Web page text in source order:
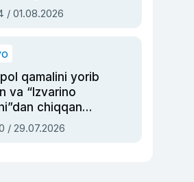
siyosiy
asrab
/ 01.08.2026
qamalini yorib
va “Izvarino
chiqqan
— Ukraina
bosh
/ 29.07.2026